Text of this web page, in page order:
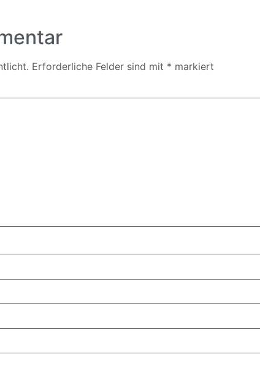
Erforderliche Felder sind mit * markiert